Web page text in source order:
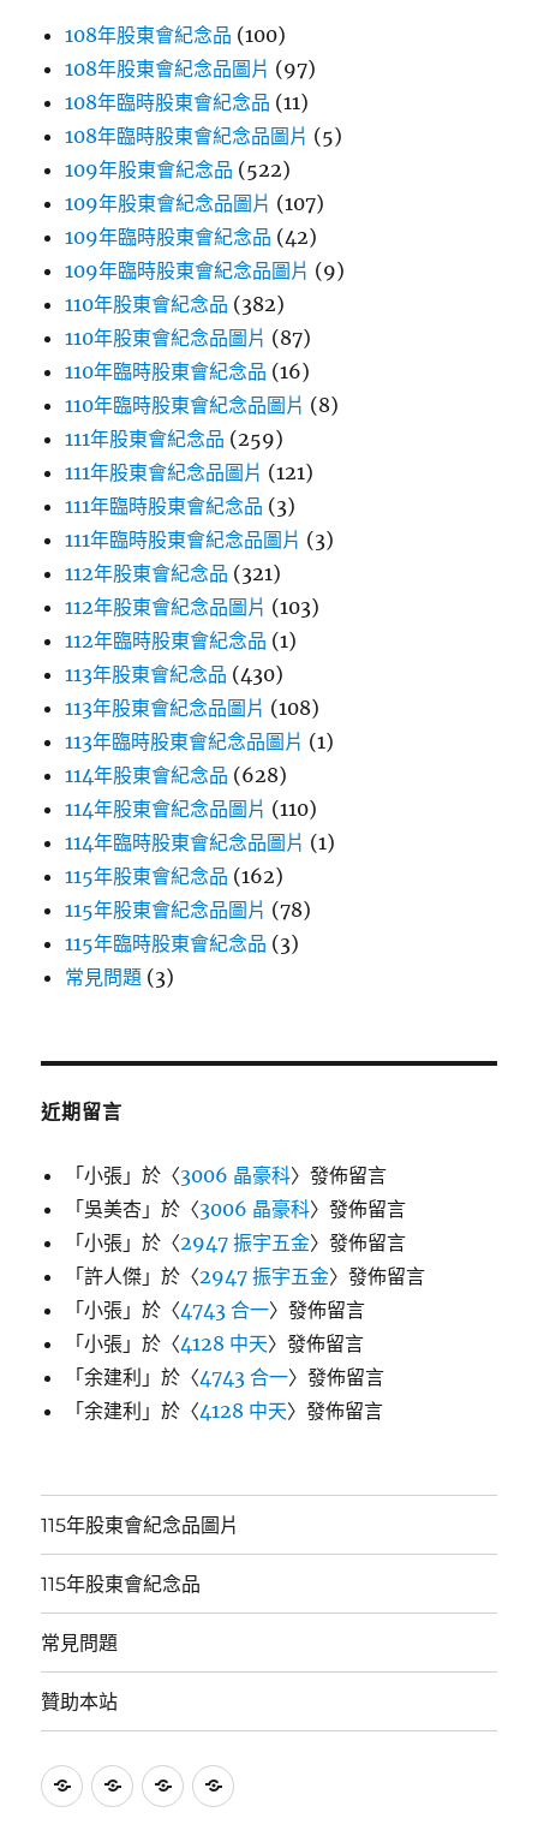
108年股東會紀念品 (100)
108年股東會紀念品圖片 (97)
108年臨時股東會紀念品 (11)
108年臨時股東會紀念品圖片 (5)
109年股東會紀念品 (522)
109年股東會紀念品圖片 (107)
109年臨時股東會紀念品 (42)
109年臨時股東會紀念品圖片 (9)
110年股東會紀念品 (382)
110年股東會紀念品圖片 (87)
110年臨時股東會紀念品 (16)
110年臨時股東會紀念品圖片 (8)
111年股東會紀念品 (259)
111年股東會紀念品圖片 (121)
111年臨時股東會紀念品 (3)
111年臨時股東會紀念品圖片 (3)
112年股東會紀念品 (321)
112年股東會紀念品圖片 (103)
112年臨時股東會紀念品 (1)
113年股東會紀念品 (430)
113年股東會紀念品圖片 (108)
113年臨時股東會紀念品圖片 (1)
114年股東會紀念品 (628)
114年股東會紀念品圖片 (110)
114年臨時股東會紀念品圖片 (1)
115年股東會紀念品 (162)
115年股東會紀念品圖片 (78)
115年臨時股東會紀念品 (3)
常見問題 (3)
近期留言
「小張 」於〈3006 晶豪科〉發佈留言
「吳美杏 」於〈3006 晶豪科〉發佈留言
「小張 」於〈2947 振宇五金〉發佈留言
「許人傑 」於〈2947 振宇五金〉發佈留言
「小張 」於〈4743 合一〉發佈留言
「小張 」於〈4128 中天〉發佈留言
「余建利 」於〈4743 合一〉發佈留言
「余建利 」於〈4128 中天〉發佈留言
115年股東會紀念品圖片
115年股東會紀念品
常見問題
贊助本站
115
115
常
贊